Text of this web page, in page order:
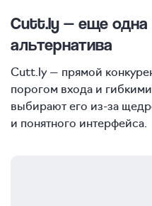
Cutt.ly — еще одна
альтернатива
Cutt.ly — прямой
порогом входа и
выбирают его из‑за
и понятного интерфейса.